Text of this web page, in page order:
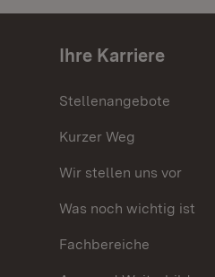
Ihre Karriere
Stellenangebote
Kurzer Weg
Wir stellen uns vor
Was noch wichtig ist
Fachbereiche